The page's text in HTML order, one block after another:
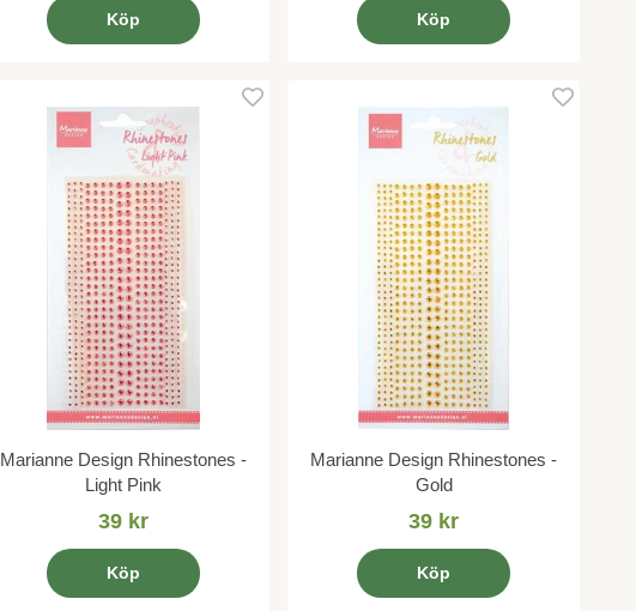
Köp Köp
Marianne Design Rhinestones -
Light Pink
39 kr
Köp
Marianne Design Rhinestones -
Gold
39 kr
Köp